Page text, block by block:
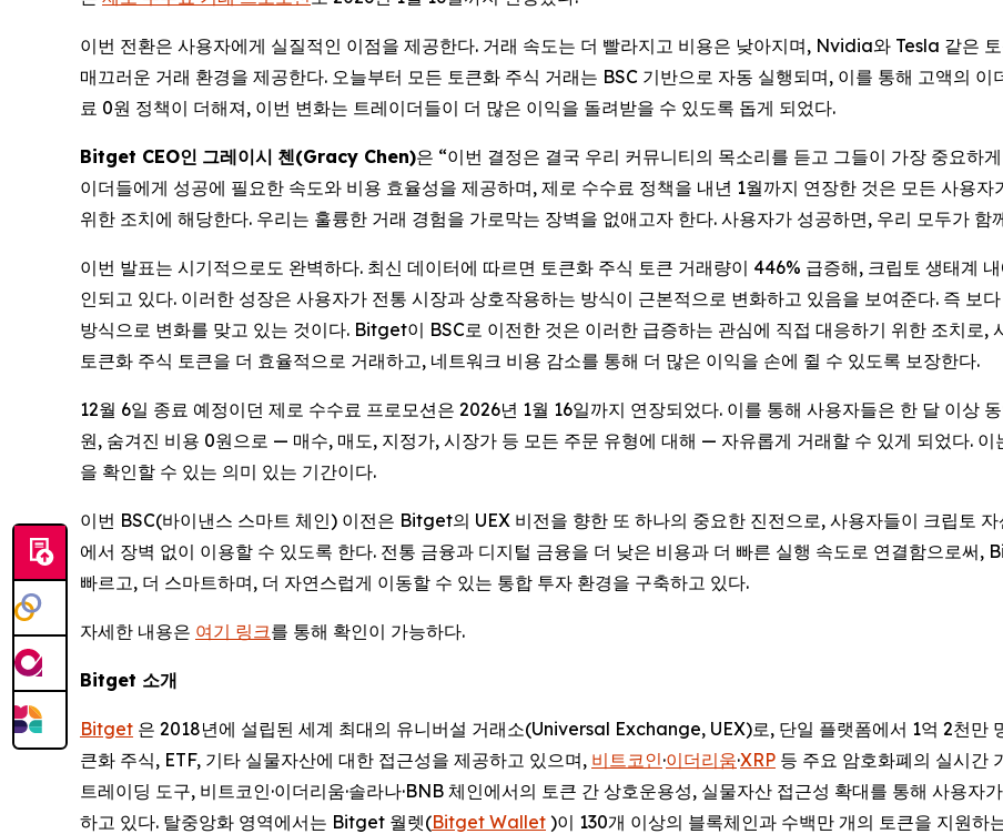
이번 전환은 사용자에게 실질적인 이점을 제공한다. 거래 속도는 더 빨라지고 비용은 낮아지며, Nvidia와 Tesla 같은
매끄러운 거래 환경을 제공한다. 오늘부터 모든 토큰화 주식 거래는 BSC 기반으로 자동 실행되며, 이를 통해 고액의
료 0원 정책이 더해져, 이번 변화는 트레이더들이 더 많은 이익을 돌려받을 수 있도록 돕게 되었다.
Bitget CEO인 그레이시 첸(Gracy Chen)은 “이번 결정은 결국 우리 커뮤니티의 목소리를 듣고 그들이 가장 중요하
이더들에게 성공에 필요한 속도와 비용 효율성을 제공하며, 제로 수수료 정책을 내년 1월까지 연장한 것은 모든 사용
위한 조치에 해당한다. 우리는 훌륭한 거래 경험을 가로막는 장벽을 없애고자 한다. 사용자가 성공하면, 우리 모두가 함
이번 발표는 시기적으로도 완벽하다. 최신 데이터에 따르면 토큰화 주식 토큰 거래량이 446% 급증해, 크립토 생태계
인되고 있다. 이러한 성장은 사용자가 전통 시장과 상호작용하는 방식이 근본적으로 변화하고 있음을 보여준다. 즉 보
방식으로 변화를 맞고 있는 것이다. Bitget이 BSC로 이전한 것은 이러한 급증하는 관심에 직접 대응하기 위한 조치
토큰화 주식 토큰을 더 효율적으로 거래하고, 네트워크 비용 감소를 통해 더 많은 이익을 손에 쥘 수 있도록 보장한다.
12월 6일 종료 예정이던 제로 수수료 프로모션은 2026년 1월 16일까지 연장되었다. 이를 통해 사용자들은 한 달 이상
원, 숨겨진 비용 0원으로 — 매수, 매도, 지정가, 시장가 등 모든 주문 유형에 대해 — 자유롭게 거래할 수 있게 되었다.
을 확인할 수 있는 의미 있는 기간이다.
이번 BSC(바이낸스 스마트 체인) 이전은 Bitget의 UEX 비전을 향한 또 하나의 중요한 진전으로, 사용자들이 크립토
에서 장벽 없이 이용할 수 있도록 한다. 전통 금융과 디지털 금융을 더 낮은 비용과 더 빠른 실행 속도로 연결함으로써,
빠르고, 더 스마트하며, 더 자연스럽게 이동할 수 있는 통합 투자 환경을 구축하고 있다.
자세한 내용은 여기 링크를 통해 확인이 가능하다.
Bitget 소개
Bitget 은 2018년에 설립된 세계 최대의 유니버설 거래소(Universal Exchange, UEX)로, 단일 플랫폼에서 1억 2천만
큰화 주식, ETF, 기타 실물자산에 대한 접근성을 제공하고 있으며, 비트코인·이더리움·XRP 등 주요 암호화폐의 실시간
트레이딩 도구, 비트코인·이더리움·솔라나·BNB 체인에서의 토큰 간 상호운용성, 실물자산 접근성 확대를 통해 사용
하고 있다. 탈중앙화 영역에서는 Bitget 월렛(Bitget Wallet )이 130개 이상의 블록체인과 수백만 개의 토큰을 지원하